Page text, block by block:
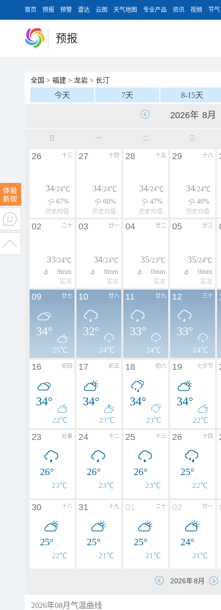
首页 预报 预警 雷达 云图 天气地图 专业产品 资讯 视频 节气
预报
全国 > 福建 > 龙岩 > 长汀
今天 7天 8-15天
日 一 二 三
十三
26
34/24℃
67%
历史均值
十四
27
34/24℃
60%
历史均值
十五
28
34/24℃
47%
历史均值
十六
29
34/24℃
40%
历史均值
二十
02
33/24℃
9mm
实况
廿一
03
34/24℃
0mm
实况
廿二
04
35/23℃
0mm
实况
廿三
05
35/24℃
0mm
实况
廿七
09
34°
25℃
廿八
10
32°
24℃
廿九
11
33°
24℃
三十
12
33°
24℃
初四
16
34°
22℃
初五
17
34°
23℃
初六
18
34°
23℃
七夕节
19
34°
22℃
处暑
23
26°
23℃
十二
24
26°
23℃
十三
25
26°
23℃
十四
26
25°
22℃
十八
30
25°
22℃
十九
31
25°
21℃
二十
01
25°
21℃
廿一
02
24°
21℃
2026年08月气温曲线